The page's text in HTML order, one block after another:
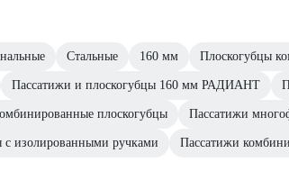
Стальные 160 мм Плоскогубцы
Пассатижи и плоскогубцы 160 мм РАДИАНТ
плоскогубцы Пассатижи
с изолированными ручками Пассатижи